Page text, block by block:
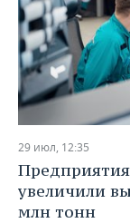
29 июл, 12:35
увеличили
млн тонн